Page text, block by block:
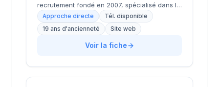
recrutement fondé en 2007, spécialisé dans le
conseil en ressources humaines, le
recrutement de cadres et dirigeants, le
coaching et l'outplacement. Situé au 16 rue de
Monceau dans le 8e arrondissement de Paris,
Approche directe
Tél. disponible
19 ans d'ancienneté
Site web
Voir la fiche